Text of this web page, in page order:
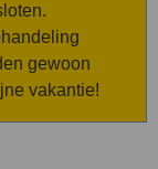
gewoon
vakantie!